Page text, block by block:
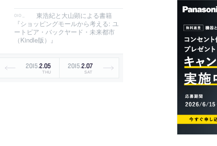
東浩紀と大山顕による書籍
『ショッピングモールから考える: ユ
ートピア・バックヤード・未来都市
（Kindle版）』
2015.2.05
THU
2015.2.07
SAT